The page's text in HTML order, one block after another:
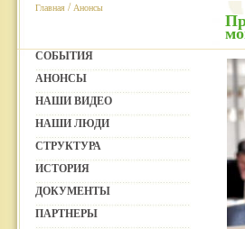
Главная / Анонсы
СОБЫТИЯ
АНОНСЫ
НАШИ ВИДЕО
НАШИ ЛЮДИ
СТРУКТУРА
ИСТОРИЯ
ДОКУМЕНТЫ
ПАРТНЕРЫ